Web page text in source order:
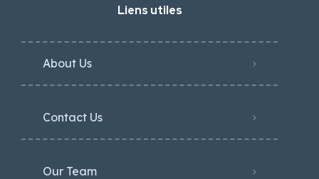
Liens utiles
About Us
Contact Us
Our Team